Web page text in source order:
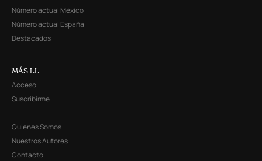
Número actual México
Número actual España
Destacados
MÁS LL
Acceso
Suscribirme
Quienes Somos
Nuestros Autores
Contacto